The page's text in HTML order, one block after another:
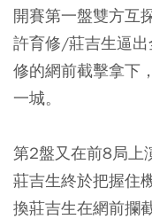
開賽第一盤雙方互
許育修/莊吉生逼
修的網前截擊拿下
一城。
第2盤又在前8局上
莊吉生終於把握住
換莊吉生在網前攔